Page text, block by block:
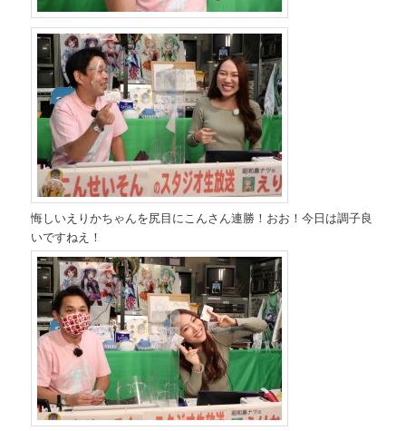
悔しいえりかちゃんを尻目にこんさん連勝！おお！今日は調子良
いですねえ！